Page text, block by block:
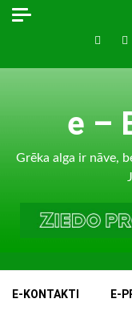
Skip
e –
Grēka alga ir nāve,
E-KONTAKTI E-